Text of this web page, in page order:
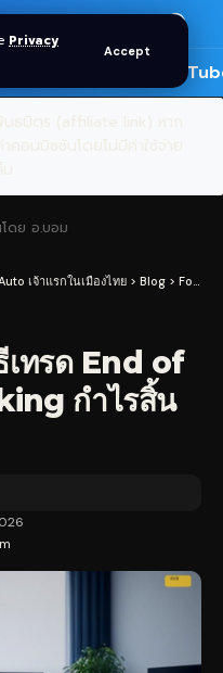
Privacy
Accept
🎬
ดย อ.บอม
เจ้าแรกในเมืองไทย > Blog > Forex Trading
ทรด End of
กำไรสิ้น